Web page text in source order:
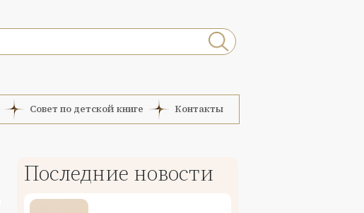
Совет по детской книге Контакты
Последние новости